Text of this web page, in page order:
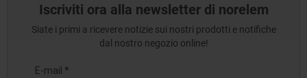
Iscriviti ora alla newsletter di norelem
Siate i primi a ricevere notizie sui nostri prodotti e notifiche
dal nostro negozio online!